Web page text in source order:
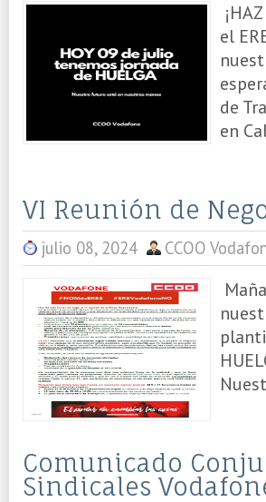
el
de
en
VI Reunión de
julio 08, 2024 CCOO
Comunicado
Sindicales